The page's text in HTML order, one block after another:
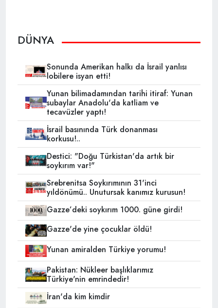
DÜNYA
Sonunda Amerikan halkı da İsrail yanlısı
lobilere isyan etti!
Yunan bilimadamından tarihi itiraf: Yunan
subaylar Anadolu'da katliam ve
tecavüzler yaptı!
İsrail basınında Türk donanması
korkusu!..
Destici: "Doğu Türkistan'da artık bir
soykırım var!"
Srebrenitsa Soykırımının 31'inci
yıldönümü.. Unutursak kanımız kurusun!
Gazze’deki soykırım 1000. güne girdi!
Gazze'de yine çocuklar öldü!
Yunan amiralden Türkiye yorumu!
Pakistan: Nükleer başlıklarımız
Türkiye'nin emrindedir!
İran'da kim kimdir